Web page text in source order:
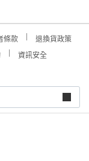
條款
退換貨政策
資訊安全